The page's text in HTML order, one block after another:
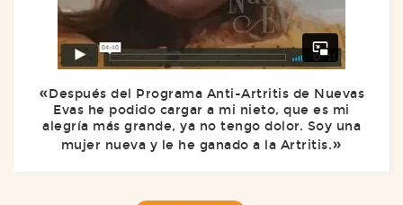
Después del Programa Anti-Artritis de Nuevas
Evas he podido cargar a mi nieto, que es mi
alegría más grande, ya no tengo dolor. Soy una
mujer nueva y le he ganado a la Artritis.